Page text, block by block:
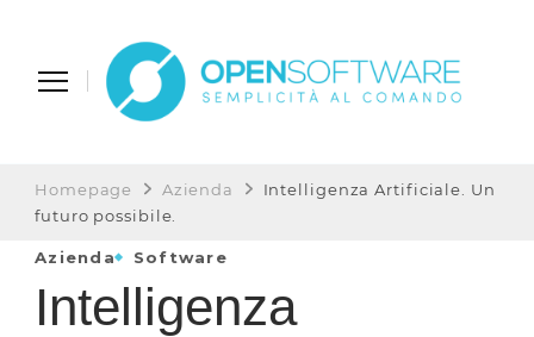
Homepage Azienda
Intelligenza Artificiale. Un
futuro possibile.
Azienda Software
Intelligenza